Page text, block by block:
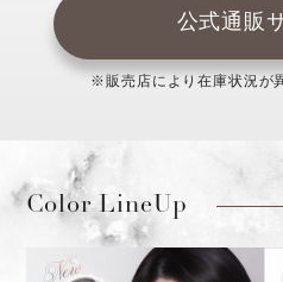
公式通販
※販売店により在庫状況が
Color LineUp